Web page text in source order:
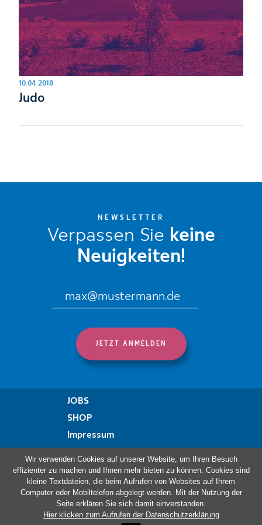
10.04.2018
Judo
NEWSLETTER
Verpassen Sie keine
Neuigkeiten!
JOBS
SHOP
Impressum
Erklärung zur Barrierefreiheit
Beschwerdeformular
Besuchen Sie auch:
Wir verwenden Cookies auf unserer Website, um Ihren Besuch
effizienter zu machen und Ihnen mehr bieten zu können. Cookies sind
kleine Textdateien, die beim Aufrufen von Websites auf Ihrem
Computer oder Mobiltelefon abgelegt werden. Mit der Nutzung der
Seite erklären Sie sich damit einverstanden.
Hier klicken zum Aufrufen der Datenschutzerklärung